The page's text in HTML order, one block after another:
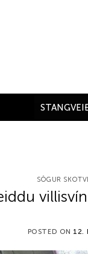
SÖGUR
POSTED ON 12.